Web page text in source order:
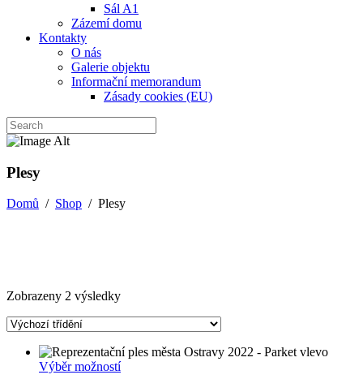
Sál A1
Zázemí domu
Kontakty
O nás
Galerie objektu
Informační memorandum
Zásady cookies (EU)
Plesy
Domů / Shop / Plesy
Zobrazeny 2 výsledky
Výběr možnostíTento